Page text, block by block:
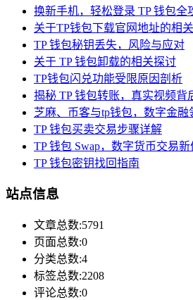
换新手机，轻松登录 TP 钱包全
关于TP钱包下载官网地址的相
TP 钱包秘钥丢失，风险与应对
关于 TP 钱包卸载的相关探讨
TP钱包闪兑功能受限原因剖析
揭秘 TP 钱包转账，真实视频背
芝麻、币客与tp钱包，数字金融
TP 钱包买卖交易步骤详解
TP 钱包 Swap，数字货币交易
TP 钱包密钥找回指南
站点信息
文章总数:5791
页面总数:0
分类总数:4
标签总数:2208
评论总数:0